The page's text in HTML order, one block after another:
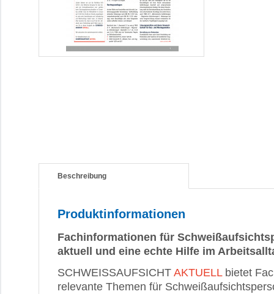
Beschreibung
Produktinformationen
Fachinformationen für
aktuell und eine echte Hilfe im
SCHWEISSAUFSICHT AKTUELL bietet
relevante Themen für